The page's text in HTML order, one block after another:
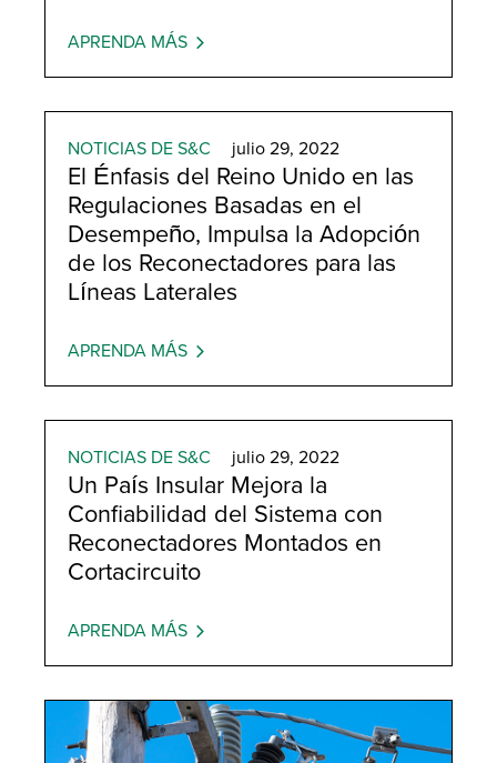
APRENDA MÁS
NOTICIAS DE S&C julio 29, 2022
El Énfasis del Reino Unido en las
Regulaciones Basadas en el
Desempeño, Impulsa la Adopción
de los Reconectadores para las
Líneas Laterales
APRENDA MÁS
NOTICIAS DE S&C julio 29, 2022
Un País Insular Mejora la
Confiabilidad del Sistema con
Reconectadores Montados en
Cortacircuito
APRENDA MÁS